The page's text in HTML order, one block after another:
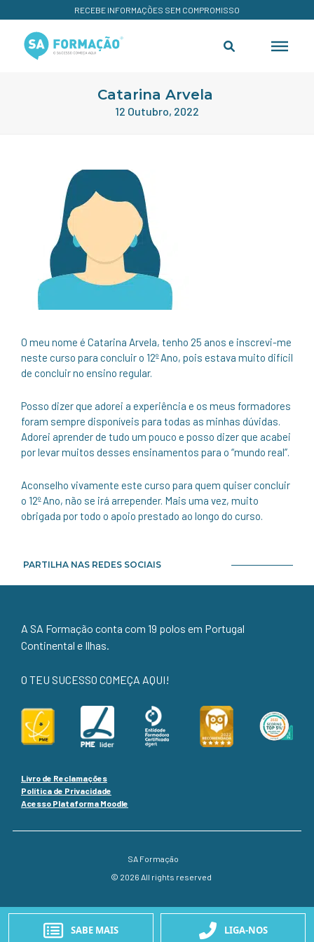
RECEBE INFORMAÇÕES SEM COMPROMISSO
Catarina Arvela
12 Outubro, 2022
O meu nome é Catarina Arvela, tenho 25 anos e inscrevi-me
neste curso para concluir o 12º Ano, pois estava muito difícil
de concluir no ensino regular.
Posso dizer que adorei a experiência e os meus formadores
foram sempre disponíveis para todas as minhas dúvidas.
Adorei aprender de tudo um pouco e posso dizer que acabei
por levar muitos desses ensinamentos para o “mundo real”.
Aconselho vivamente este curso para quem quiser concluir
o 12º Ano, não se irá arrepender. Mais uma vez, muito
obrigada por todo o apoio prestado ao longo do curso.
PARTILHA NAS REDES SOCIAIS
A SA Formação conta com 19 polos em Portugal
Continental e Ilhas.
O TEU SUCESSO COMEÇA AQUI!
Livro de Reclamações
Política de Privacidade
Acesso Plataforma Moodle
SA Formação
© 2026 All rights reserved
SABE MAIS LIGA-NOS